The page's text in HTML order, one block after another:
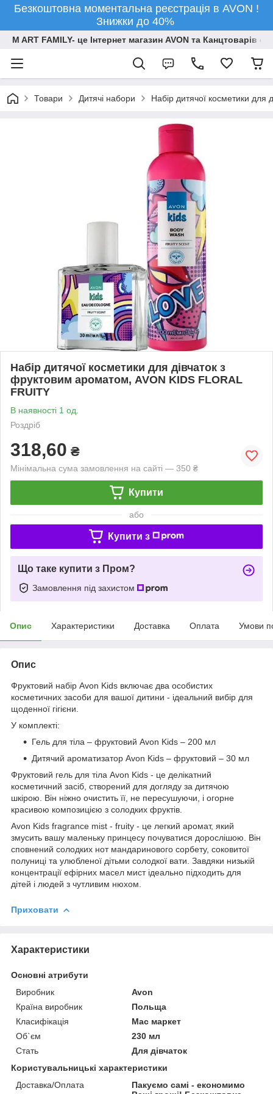
Безкоштовна моментальна реєстрація в AVON !
Знижки до 40%
M ART FAMILY- це Інтернет магазин AVON та Канцтоварів
Товари Дитячі набори Набір дитячої косметики
Набір дитячої косметики для дівчаток з
фруктовим ароматом, AVON KIDS FLORAL
FRUITY
В наявності 1 од.
Роздріб
318,60 ₴
Мінімальна сума замовлення на сайті — 350 ₴
Купити
або
Купити з
Що таке купити з Пром?
Замовлення під захистом
Опис Характеристики Доставка Оплата Умови
Опис
Фруктовий набір Avon Kids включає два особистих
косметичних засоби для вашої дитини - ідеальний вибір для
щоденної гігієни.
У комплекті:
Гель для тіла – фруктовий Avon Kids – 200 мл
Дитячий ароматизатор Avon Kids – фруктовий – 30 мл
Фруктовий гель для тіла Avon Kids - це делікатний
косметичний засіб, створений для догляду за дитячою
шкірою. Він ніжно очистить її, не пересушуючи, і огорне
красивою композицією з солодких фруктів.
Avon Kids fragrance mist - fruity - це легкий аромат, який
змусить вашу маленьку принцесу почуватися дорослішою. Він
сповнений солодких нот мандаринового сорбету, соковитої
полуниці та улюбленої дітьми солодкої вати. Завдяки низькій
концентрації ефірних масел мист ідеально підходить для
дітей і людей з чутливим нюхом.
Приховати
Характеристики
Основні атрибути
Виробник
Avon
Країна виробник
Польща
Класифікація
Мас маркет
Об`єм
230 мл
Стать
Для дівчаток
Користувальницькі характеристики
Доставка/Оплата
Пакуємо самі - економимо